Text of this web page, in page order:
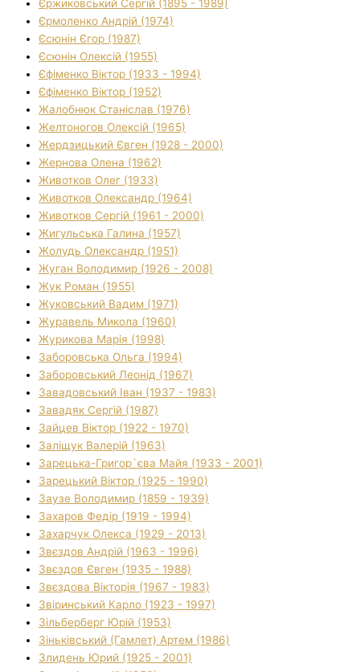
Єржиковський Сергій (1895 - 1989)
Єрмоленко Андрій (1974)
Єсюнін Єгор (1987)
Єсюнін Олексій (1955)
Єфіменко Віктор (1933 - 1994)
Єфіменко Віктор (1952)
Жалобнюк Станіслав (1976)
Желтоногов Олексій (1965)
Жердзицький Євген (1928 - 2000)
Жернова Олена (1962)
Животков Олег (1933)
Животков Олександр (1964)
Животков Сергій (1961 - 2000)
Жигульська Галина (1957)
Жолудь Олександр (1951)
Жуган Володимир (1926 - 2008)
Жук Роман (1955)
Жуковський Вадим (1971)
Журавель Микола (1960)
Журикова Марія (1998)
Заборовська Ольга (1994)
Заборовський Леонід (1967)
Завадовський Іван (1937 - 1983)
Завадяк Сергій (1987)
Зайцев Віктор (1922 - 1970)
Заліщук Валерій (1963)
Зарецька-Григор`єва Майя (1933 - 2001)
Зарецький Віктор (1925 - 1990)
Заузе Володимир (1859 - 1939)
Захаров Федір (1919 - 1994)
Захарчук Олекса (1929 - 2013)
Звєздов Андрій (1963 - 1996)
Звєздов Євген (1935 - 1988)
Звєздова Вікторія (1967 - 1983)
Звіринський Карло (1923 - 1997)
Зільберберг Юрій (1953)
Зіньківський (Гамлет) Артем (1986)
Злидень Юрий (1925 - 2001)